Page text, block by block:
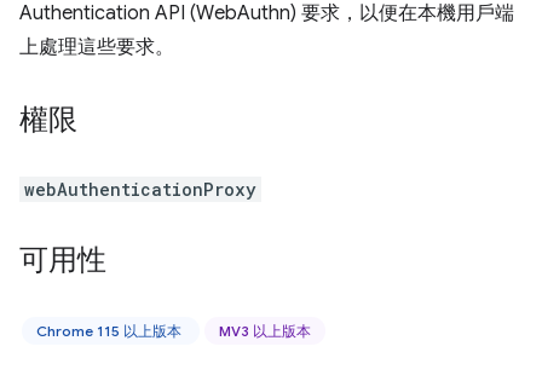
Authentication API (WebAuthn) 要求，以便在本機用戶端
上處理這些要求。
權限
webAuthenticationProxy
可用性
Chrome 115 以上版本 MV3 以上版本